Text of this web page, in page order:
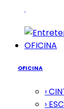
OFICINA
OFICINA
›
›